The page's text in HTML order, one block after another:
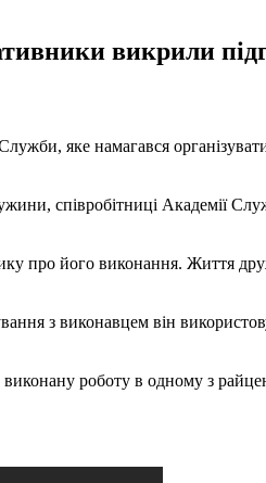
викрили
яке намагався
співробітниці Академії
про його виконання. Життя
з виконавцем він
роботу в одному з